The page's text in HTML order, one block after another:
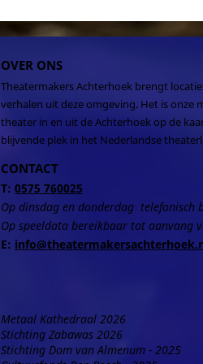
OVER ONS
Theatermakers Achterhoek brengt
verhalen uit deze omgeving. Het is onze
theater in en uit de Achterhoek op de
blijvende plek in het Nederlandse
CONTACT
T: 0575 760025
Op dinsdag en donderdag telefonisch
Op speeldata bereikbaar tot aanvang
E:
Metaal Kathedraal 2026
Stichting Zabawas 2026
Stichting Dom van Almenum - 2025